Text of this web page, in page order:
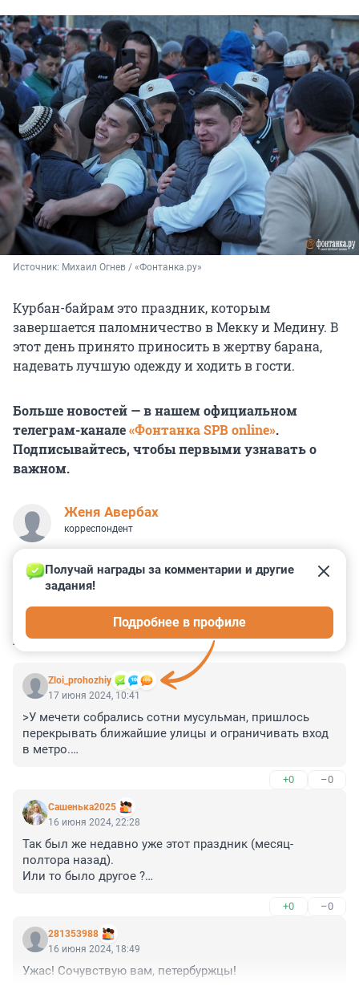
Источник: Михаил Огнев / «Фонтанка.ру»
Курбан-байрам это праздник, которым
завершается паломничество в Мекку и Медину. В
этот день принято приносить в жертву барана,
надевать лучшую одежду и ходить в гости.
Больше новостей — в нашем официальном
телеграм-канале«Фонтанка SPB online».
Подписывайтесь, чтобы первыми узнавать о
важном.
Женя Авербах
корреспондент
КОММЕНТАРИИ 34
Zloi_prohozhiy
Получай награды за комментарии и другие
задания!
Подробнее в профиле
17 июня 2024, 10:41
>У мечети собрались сотни мусульман, пришлось
перекрывать ближайшие улицы и ограничивать вход
в метро.
так может праздновать чужие праздники не стоит,
чтобы нормальным людям жизнь не портить?
+0 –0
Сашенька2025
16 июня 2024, 22:28
Так был же недавно уже этот праздник (месяц-
полтора назад).
Или то было другое ?
+0 –0
281353988
16 июня 2024, 18:49
Ужас! Сочувствую вам, петербуржцы!